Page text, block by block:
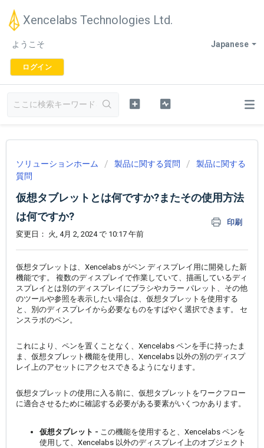
Xencelabs Technologies Ltd.
Japanese
ようこそ
ログイン
ソリューションホーム 製品に関する質問
製品に関する
質問
仮想タブレットとは何ですか?またその使用方法
は何ですか?
印刷
変更日： 火, 4月 2, 2024 で 10:17 午前
仮想タブレットは、Xencelabs がペン ディスプレイ用に開発した新
機能です。 複数のディスプレイで作業していて、描画しているディ
スプレイとは別のディスプレイにブラシやカラー パレット、その他
のツールや参照を表示したい場合は、仮想タブレットを使用する
と、別のディスプレイから必要なものをすばやく選択できます。 セ
ンスラボのペン。
これにより、ペンを置くことなく、Xencelabs ペンを手に持ったま
ま、仮想タブレット機能を使用し、Xencelabs 以外の別のディスプ
レイ上のアセットにアクセスできるようになります。
仮想タブレットの使用に入る前に、仮想タブレットをワークフロー
に適合させるために確認する必要がある要素がいくつかあります。
仮想タブレット - この機能を使用すると、Xencelabs ペンを
使用して、Xencelabs 以外のディスプレイ上のオブジェクト